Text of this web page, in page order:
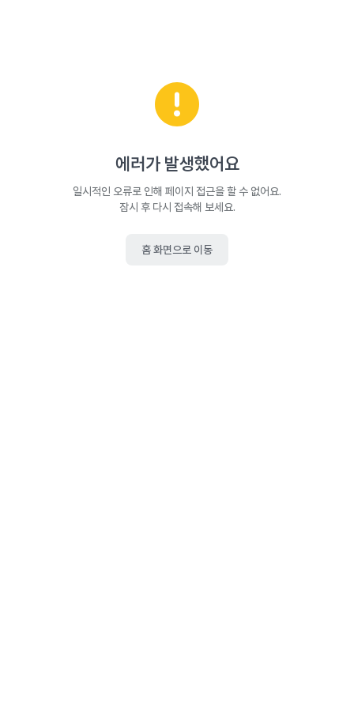
에러가 발생했어요
일시적인 오류로 인해 페이지 접근을 할 수 없어요.
잠시 후 다시 접속해 보세요.
홈 화면으로 이동